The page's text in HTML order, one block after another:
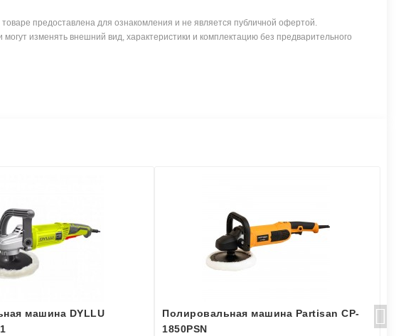
предоставлена для ознакомления и не является публичной офертой.
могут изменять внешний вид, характеристики и комплектацию без предварительного
машина DYLLU
Полировальная машина Partisan CP-
1850PSN